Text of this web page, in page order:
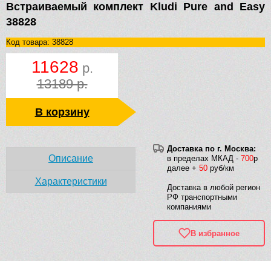
Встраиваемый комплект Kludi Pure and Easy
38828
Код товара: 38828
11628 р.
13189 р.
В корзину
Доставка по г. Москва:
в пределах МКАД - 700р
далее + 50 руб/км
Доставка в любой регион
РФ транспортными
компаниями
В избранное
Описание
Характеристики